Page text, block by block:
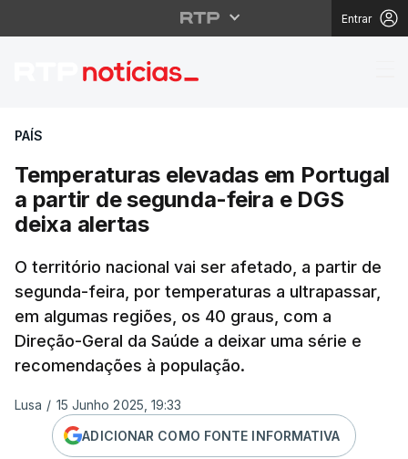
Entrar
Temperaturas
PAÍS
Temperaturas elevadas em Portugal
a partir de segunda-feira e DGS
deixa alertas
O território nacional vai ser afetado, a partir de
segunda-feira, por temperaturas a ultrapassar,
em algumas regiões, os 40 graus, com a
Direção-Geral da Saúde a deixar uma série e
recomendações à população.
Lusa / 15 Junho 2025, 19:33
ADICIONAR COMO FONTE INFORMATIVA